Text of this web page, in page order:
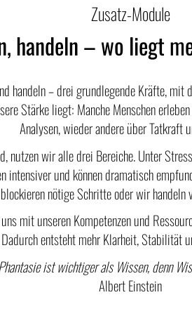
Zusatz-Module
handeln – wo liegt
handeln – drei grundlegende Kräfte,
Stärke liegt: Manche Menschen
Analysen, wieder andere über Tatkraft
nutzen wir alle drei Bereiche. Unter
intensiver und können dramatisch
nötige Schritte oder wir
mit unseren Kompetenzen und
entsteht mehr Klarheit, Stabilität
ist wichtiger als Wissen, denn
Albert Einstein